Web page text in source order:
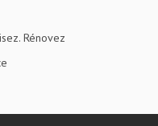
Rénovez